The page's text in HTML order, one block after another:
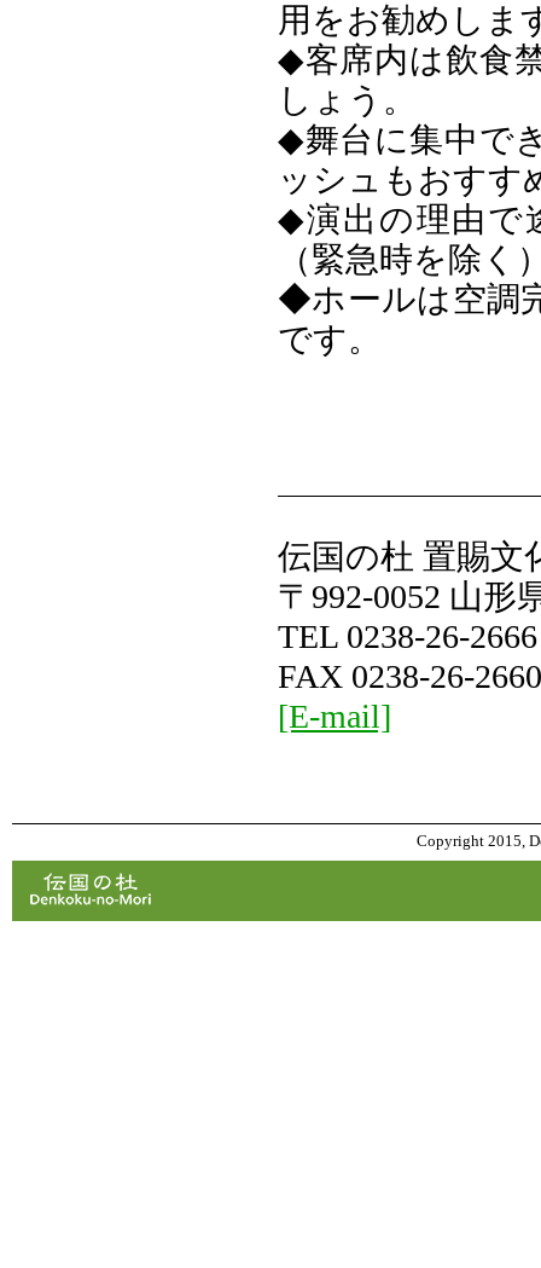
用をお勧めしま
◆客席内は飲食
しょう。
◆舞台に集中で
ッシュもおすす
◆演出の理由で
（緊急時を除く
◆ホールは空調
です。
伝国の杜 置賜文
〒992-0052 山形
TEL 0238-26-2666
FAX 0238-26-2660
[E-mail]
Copyright 2015,